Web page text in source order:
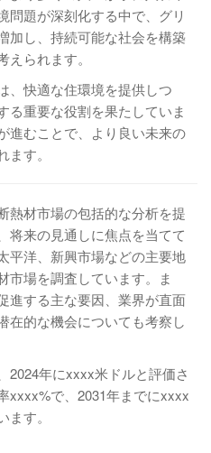
問題が深刻化する中で、グリ
加し、持続可能な社会を構築
られます。
、快適な住環境を提供しつ
る重要な役割を果たしていま
進むことで、より良い未来の
す。
熱材市場の包括的な分析を提
将来の見通しに焦点を当てて
平洋、新興市場などの主要地
市場を調査しています。ま
進する主な要因、業界が直面
在的な機会についても考察し
2024年にxxxx米ドルと評価さ
xxxx%で、2031年までにxxxx
す。